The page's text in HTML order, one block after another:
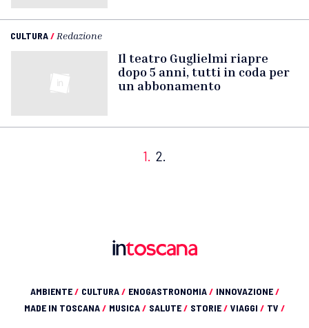
CULTURA/ Redazione
Il teatro Guglielmi riapre
dopo 5 anni, tutti in coda per
un abbonamento
1. 2.
AMBIENTE/ CULTURA/ ENOGASTRONOMIA/ INNOVAZIONE/
MADE IN TOSCANA/ MUSICA/ SALUTE/ STORIE/ VIAGGI / TV /